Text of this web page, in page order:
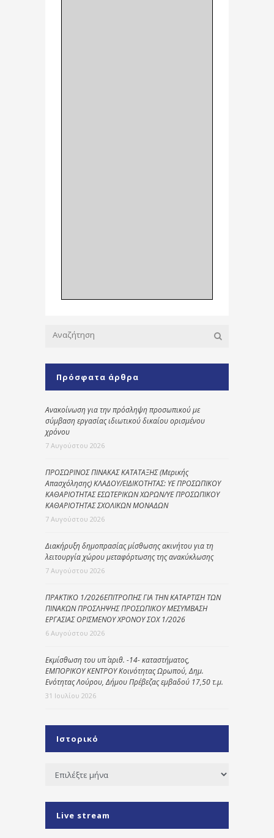
Πρόσφατα άρθρα
Ανακοίνωση για την πρόσληψη προσωπικού με
σύμβαση εργασίας ιδιωτικού δικαίου ορισμένου
χρόνου
7 Αυγούστου 2026
ΠΡΟΣΩΡΙΝΟΣ ΠΙΝΑΚΑΣ ΚΑΤΑΤΑΞΗΣ (Μερικής
Απασχόλησης) ΚΛΑΔΟΥ/ΕΙΔΙΚΟΤΗΤΑΣ: ΥΕ ΠΡΟΣΩΠΙΚΟΥ
ΚΑΘΑΡΙΟΤΗΤΑΣ ΕΣΩΤΕΡΙΚΩΝ ΧΩΡΩΝ/ΥΕ ΠΡΟΣΩΠΙΚΟΥ
ΚΑΘΑΡΙΟΤΗΤΑΣ ΣΧΟΛΙΚΩΝ ΜΟΝΑΔΩΝ
7 Αυγούστου 2026
Διακήρυξη δημοπρασίας μίσθωσης ακινήτου για τη
λειτουργία χώρου μεταφόρτωσης της ανακύκλωσης
7 Αυγούστου 2026
ΠΡΑΚΤΙΚΟ 1/2026ΕΠΙΤΡΟΠΗΣ ΓΙΑ ΤΗΝ ΚΑΤΑΡΤΙΣΗ ΤΩΝ
ΠΙΝΑΚΩΝ ΠΡΟΣΛΗΨΗΣ ΠΡΟΣΩΠΙΚΟΥ ΜΕΣΥΜΒΑΣΗ
ΕΡΓΑΣΙΑΣ ΟΡΙΣΜΕΝΟΥ ΧΡΟΝΟΥ ΣΟΧ 1/2026
6 Αυγούστου 2026
Εκμίσθωση του υπ΄ αριθ. -14- καταστήματος,
ΕΜΠΟΡΙΚΟΥ ΚΕΝΤΡΟΥ Κοινότητας Ωρωπού, Δημ.
Ενότητας Λούρου, Δήμου Πρέβεζας εμβαδού 17,50 τ.μ.
31 Ιουλίου 2026
Ιστορικό
Ιστορικό
Live stream